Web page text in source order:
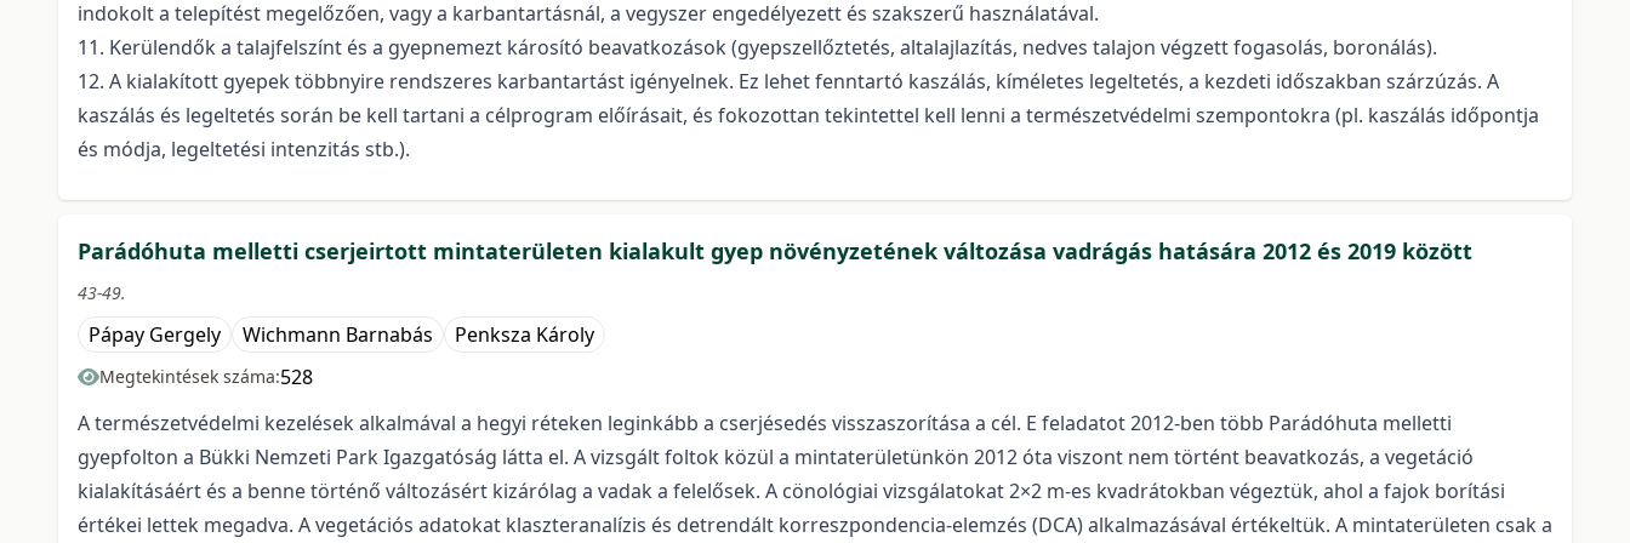
indokolt a telepítést megelőzően, vagy a karbantartásnál, a vegyszer engedélyezett és szakszerű használatával.
11. Kerülendők a talajfelszínt és a gyepnemezt károsító beavatkozások (gyepszellőztetés, altalajlazítás, nedves talajon végzett fogasolás, boronálás).
12. A kialakított gyepek többnyire rendszeres karbantartást igényelnek. Ez lehet fenntartó kaszálás, kíméletes legeltetés, a kezdeti időszakban szárzúzás. A
kaszálás és legeltetés során be kell tartani a célprogram előírásait, és fokozottan tekintettel kell lenni a természetvédelmi szempontokra (pl. kaszálás időpontja
és módja, legeltetési intenzitás stb.).
Parádóhuta melletti cserjeirtott mintaterületen kialakult gyep növényzetének változása vadrágás hatására 2012 és 2019 között
43-49.
Pápay Gergely Wichmann Barnabás Penksza Károly
Megtekintések száma:528
A természetvédelmi kezelések alkalmával a hegyi réteken leginkább a cserjésedés visszaszorítása a cél. E feladatot 2012-ben több Parádóhuta melletti
gyepfolton a Bükki Nemzeti Park Igazgatóság látta el. A vizsgált foltok közül a mintaterületünkön 2012 óta viszont nem történt beavatkozás, a vegetáció
kialakításáért és a benne történő változásért kizárólag a vadak a felelősek. A cönológiai vizsgálatokat 2×2 m-es kvadrátokban végeztük, ahol a fajok borítási
értékei lettek megadva. A vegetációs adatokat klaszteranalízis és detrendált korreszpondencia-elemzés (DCA) alkalmazásával értékeltük. A mintaterületen csak a